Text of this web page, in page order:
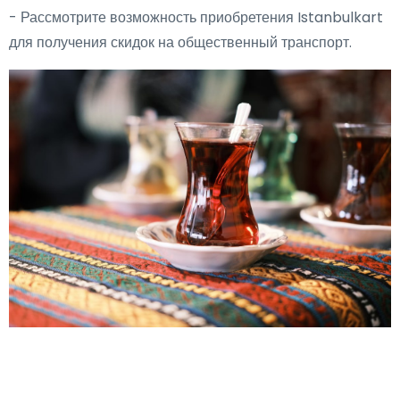
- Рассмотрите возможность приобретения Istanbulkart
для получения скидок на общественный транспорт.